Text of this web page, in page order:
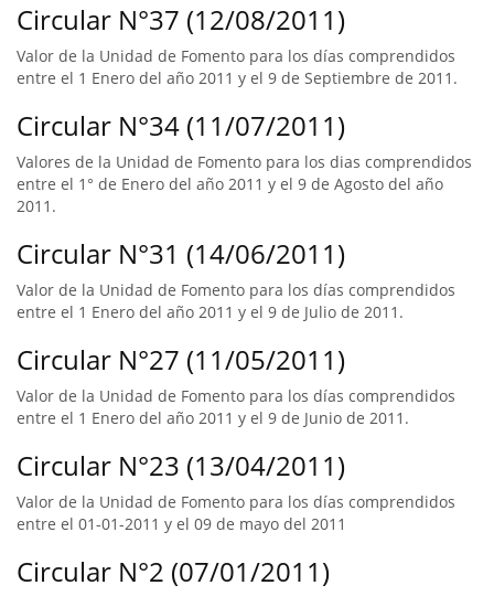
Circular N°37 (12/08/2011)
Valor de la Unidad de Fomento para los días comprendidos
entre el 1 Enero del año 2011 y el 9 de Septiembre de 2011.
Circular N°34 (11/07/2011)
Valores de la Unidad de Fomento para los dias comprendidos
entre el 1° de Enero del año 2011 y el 9 de Agosto del año
2011.
Circular N°31 (14/06/2011)
Valor de la Unidad de Fomento para los días comprendidos
entre el 1 Enero del año 2011 y el 9 de Julio de 2011.
Circular N°27 (11/05/2011)
Valor de la Unidad de Fomento para los días comprendidos
entre el 1 Enero del año 2011 y el 9 de Junio de 2011.
Circular N°23 (13/04/2011)
Valor de la Unidad de Fomento para los días comprendidos
entre el 01-01-2011 y el 09 de mayo del 2011
Circular N°2 (07/01/2011)